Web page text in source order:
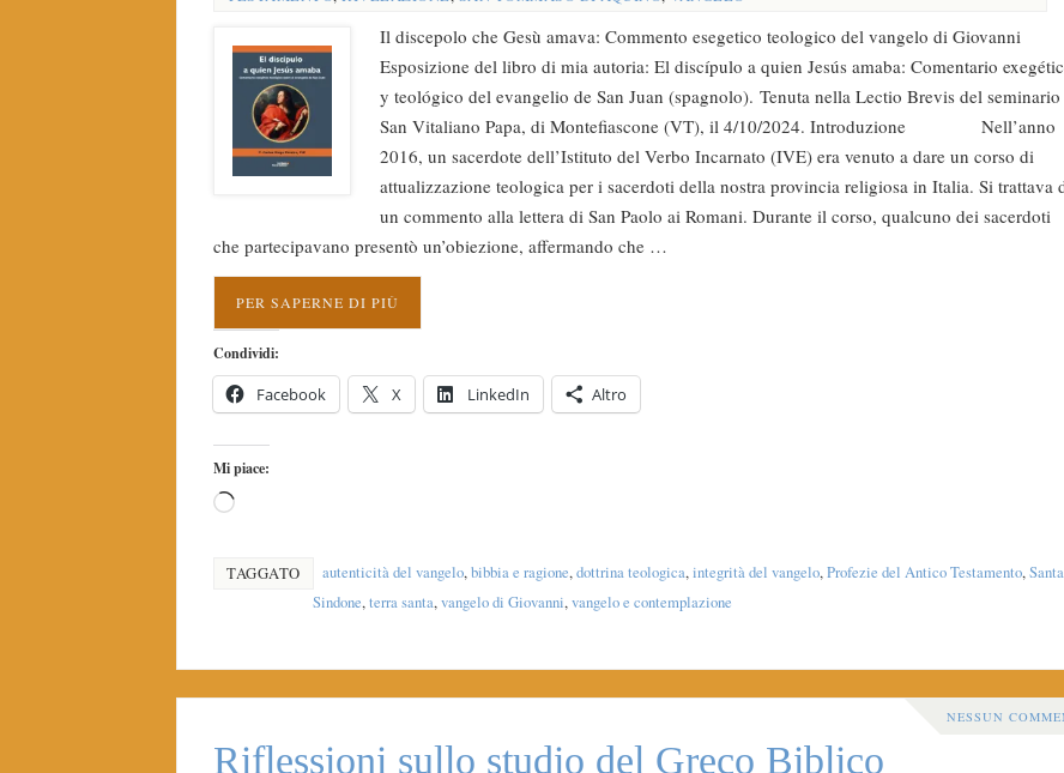
Il discepolo che Gesù amava: Commento esegetico teologico del vangelo di Giovanni
Esposizione del libro di mia autoria: El discípulo a quien Jesús amaba: Comentario
y teológico del evangelio de San Juan (spagnolo). Tenuta nella Lectio Brevis del seminario
San Vitaliano Papa, di Montefiascone (VT), il 4/10/2024. Introduzione Nell’anno
2016, un sacerdote dell’Istituto del Verbo Incarnato (IVE) era venuto a dare un corso di
attualizzazione teologica per i sacerdoti della nostra provincia religiosa in Italia. Si trattava
un commento alla lettera di San Paolo ai Romani. Durante il corso, qualcuno dei sacerdoti
che partecipavano presentò un’obiezione, affermando che …
PER SAPERNE DI PIÙ
Condividi:
Facebook X LinkedIn Altro
Mi piace:
TAGGATO autenticità del vangelo,bibbia e ragione,dottrina teologica,integrità del vangelo,Profezie del Antico Testamento,Santa
Sindone,terra santa,vangelo di Giovanni,vangelo e contemplazione
NESSUN
Riflessioni sullo studio del Greco Biblico